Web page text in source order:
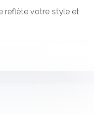
reflète votre style et